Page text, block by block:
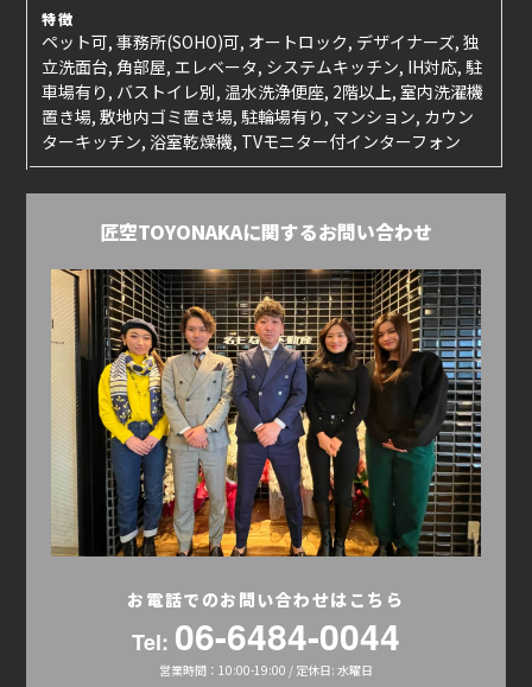
特徴
ペット可, 事務所(SOHO)可, オートロック, デザイナーズ, 独
立洗面台, 角部屋, エレベータ, システムキッチン, IH対応, 駐
車場有り, バストイレ別, 温水洗浄便座, 2階以上, 室内洗濯機
置き場, 敷地内ゴミ置き場, 駐輪場有り, マンション, カウン
ターキッチン, 浴室乾燥機, TVモニター付インターフォン
匠空TOYONAKAに関するお問い合わせ
お電話でのお問い合わせはこちら
Tel: 06-6484-0044
営業時間：10:00-19:00 / 定休日: 水曜日